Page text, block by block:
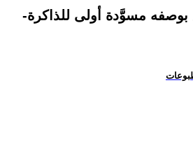
بوصفه مسوَّدة أولى للذاكرة